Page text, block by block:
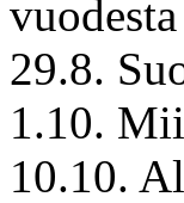
29.8.
1.10.
10.10.